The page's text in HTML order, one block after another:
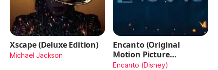
Xscape (Deluxe Edition)
Michael Jackson
Encanto (Original
Motion Picture
Soundtrack)
Encanto (Disney)